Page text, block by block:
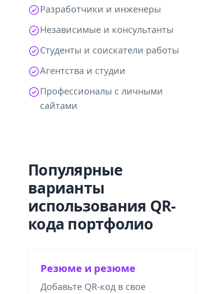
Разработчики и инженеры
Независимые и консультанты
Студенты и соискатели работы
Агентства и студии
Профессионалы с личными
сайтами
Популярные
варианты
использования QR-
кода портфолио
Резюме и резюме
Добавьте QR-код в свое